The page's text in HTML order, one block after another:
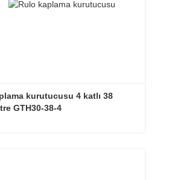
kurutucusu 4 katlı 38
GTH30-38-4